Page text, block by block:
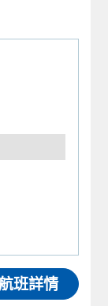
班詳情